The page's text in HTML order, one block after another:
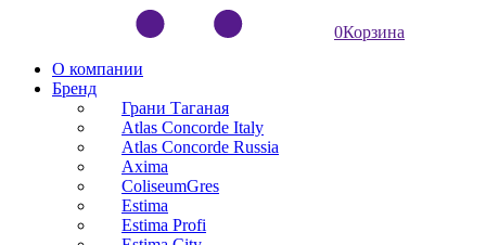
0Корзина
О компании
Бренд
Грани Таганая
Atlas Concorde Italy
Atlas Concorde Russia
Axima
ColiseumGres
Estima
Estima Profi